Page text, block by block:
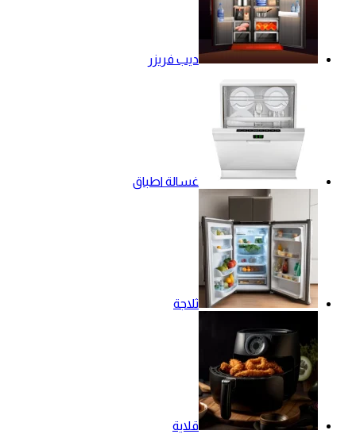
ديب فريزر
غسالة اطباق
ثلاجة
قلاية